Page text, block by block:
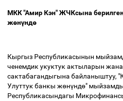
МКК "Амир Кэн" ЖЧКсына
жөнүндө
Кыргыз Республикасынын
ченемдик укуктук актыларын
сактабагандыгына байланыштуу,
Улуттук банкы жөнүндө"
Республикасындагы